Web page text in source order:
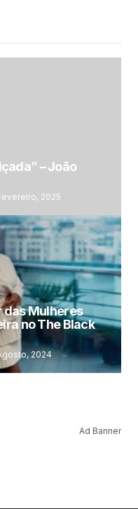
– João
2025
das Mulheres
no The Black
2024
Ad Banner